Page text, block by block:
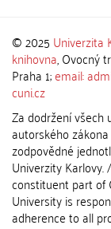
© 2025 Univerzita
knihovna, Ovocný
Praha 1;email:
cuni.cz
Za dodržení všech
autorského
zodpovědné
Univerzity Karlovy.
constituent part of
University is
adherence to all